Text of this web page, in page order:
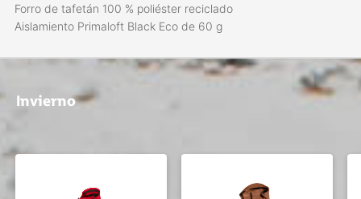
Forro de tafetán 100 % poliéster reciclado
Aislamiento Primaloft Black Eco de 60 g
Invierno